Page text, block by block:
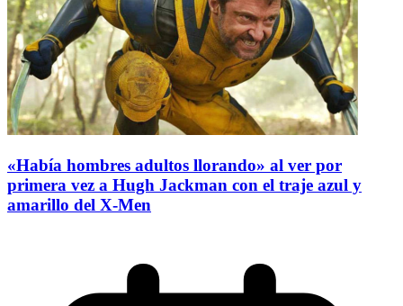
«Había hombres adultos llorando» al ver por
primera vez a Hugh Jackman con el traje azul y
amarillo del X-Men